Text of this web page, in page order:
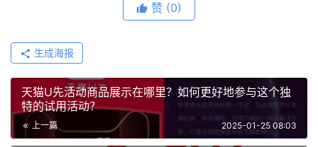
赞 (0)
生成海报
天猫U先活动商品展示在哪里？如何更好地参与这个独
特的试用活动？
上一篇 2025-01-25 08:03